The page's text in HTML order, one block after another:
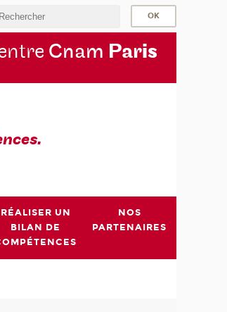
Cnam Paris
RÉALISER UN
BILAN DE
NOS
PARTENAIRES